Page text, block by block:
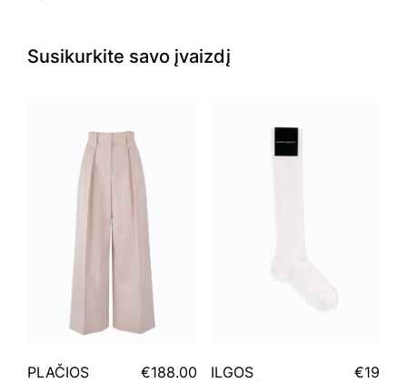
Susikurkite savo įvaizdį
PLAČIOS
€188.00
ILGOS
€19